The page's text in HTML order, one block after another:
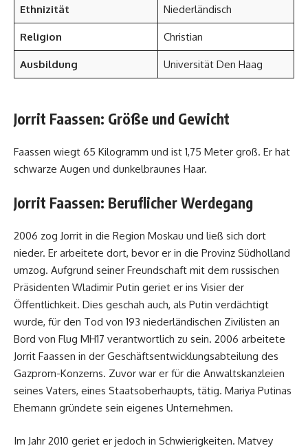
Ethnizität Niederländisch
Religion Christian
Ausbildung Universität Den Haag
Jorrit Faassen: Größe und Gewicht
Faassen wiegt 65 Kilogramm und ist 1,75 Meter groß. Er hat
schwarze Augen und dunkelbraunes Haar.
Jorrit Faassen: Beruflicher Werdegang
2006 zog Jorrit in die Region Moskau und ließ sich dort
nieder. Er arbeitete dort, bevor er in die Provinz Südholland
umzog. Aufgrund seiner Freundschaft mit dem russischen
Präsidenten Wladimir Putin geriet er ins Visier der
Öffentlichkeit. Dies geschah auch, als Putin verdächtigt
wurde, für den Tod von 193 niederländischen Zivilisten an
Bord von Flug MH17 verantwortlich zu sein. 2006 arbeitete
Jorrit Faassen in der Geschäftsentwicklungsabteilung des
Gazprom-Konzerns. Zuvor war er für die Anwaltskanzleien
seines Vaters, eines Staatsoberhaupts, tätig. Mariya Putinas
Ehemann gründete sein eigenes Unternehmen.
Im Jahr 2010 geriet er jedoch in Schwierigkeiten. Matvey